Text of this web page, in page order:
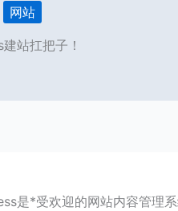
网站
站扛把子！
是*受欢迎的网站内容管理